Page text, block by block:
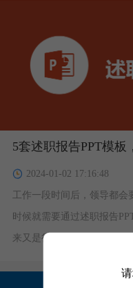
5套述职报告PPT模板
2024-01-02 17:16:48
工作一段时间后，领导都会
时候就需要通过述职报告
来又是很繁琐的事情，我们
家整理了5套述职报告PPT